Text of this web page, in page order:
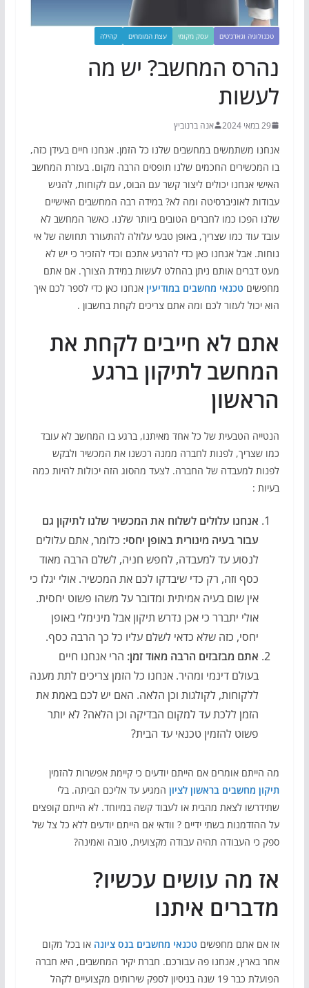
טכנולוגיה וגאדג'טים עסק מקומי עצת המומחים קהילה
נהרס המחשב? יש מה
לעשות
29 במאי 2024 אנה ברנוביץ
אנחנו משתמשים במחשבים שלנו כל הזמן. אנחנו חיים בעידן כזה,
בו המכשירים החכמים שלנו תופסים הרבה מקום. בעזרת המחשב
האישי אנחנו יכולים ליצור קשר עם הבוס, עם לקוחות, להגיש
עבודות לאוניברסיטה ומה לא? במידה רבה המחשבים האישיים
שלנו הפכו כמו לחברים הטובים ביותר שלנו. כאשר המחשב לא
עובד עוד כמו שצריך, באופן טבעי עלולה להתעורר תחושה של אי
נוחות. אבל אנחנו כאן כדי להרגיע אתכם וכדי להזכיר כי יש לא
מעט דברים אותם ניתן בהחלט לעשות במידת הצורך. אם אתם
מחפשים טכנאי מחשבים במודיעין אנחנו כאן כדי לספר לכם איך
הוא יכול לעזור לכם ומה אתם צריכים לקחת בחשבון .
אתם לא חייבים לקחת את
המחשב לתיקון ברגע
הראשון
הנטייה הטבעית של כל אחד מאיתנו, ברגע בו המחשב לא עובד
כמו שצריך, לפנות לחברה ממנה רכשנו את המכשיר ולבקש
לפנות למעבדה של החברה. לצעד מהסוג הזה יכולות להיות כמה
בעיות :
אנחנו עלולים לשלוח את המכשיר שלנו לתיקון גם
עבור בעיה מינורית באופן יחסי: כלומר, אתם עלולים
לנסוע עד למעבדה, לחפש חניה, לשלם הרבה מאוד
כסף וזה, רק כדי שיבדקו לכם את המכשיר. אולי יגלו כי
אין שום בעיה אמיתית ומדובר על משהו פשוט יחסית.
אולי יתברר כי אכן נדרש תיקון אבל מינימלי באופן
יחסי, כזה שלא כדאי לשלם עליו כל כך הרבה כסף.
אתם מבזבזים הרבה מאוד זמן: הרי אנחנו חיים
בעולם דינמי ומהיר. אנחנו כל הזמן צריכים לתת מענה
ללקוחות, לקולגות וכן הלאה. האם יש לכם באמת את
הזמן ללכת עד למקום הבדיקה וכן הלאה? לא יותר
פשוט להזמין טכנאי עד הבית?
מה הייתם אומרים אם הייתם יודעים כי קיימת אפשרות להזמין
תיקון מחשבים בראשון לציוןהמגיע עד אליכם הביתה. בלי
שתידרשו לצאת מהבית או לעבוד קשה במיוחד. לא הייתם קופצים
על ההזדמנות בשתי ידיים ? וודאי אם הייתם יודעים ללא כל צל של
ספק כי העבודה תהיה עבודה מקצועית, טובה ואמינה?
אז מה עושים עכשיו?
מדברים איתנו
אז אם אתם מחפשים טכנאי מחשבים בנס ציונה או בכל מקום
אחר בארץ, אנחנו פה עבורכם. חברת יקיר המחשבים, היא חברה
הפועלת כבר 19 שנה בניסיון לספק שירותים מקצועיים לקהל